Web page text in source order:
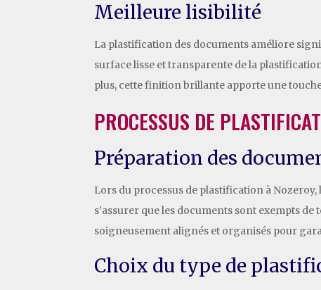
Meilleure lisibilité
La plastification des documents améliore
surface lisse et transparente de la
plus, cette finition brillante apporte une
PROCESSUS DE
Préparation des
Lors du processus de plastification à
s’assurer que les documents sont exempts
soigneusement alignés et organisés pour
Choix du type de